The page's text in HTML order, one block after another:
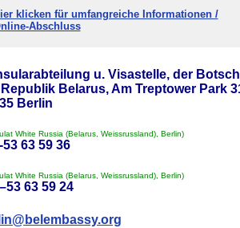
klicken für umfangreiche Informationen /
Abschluss
u. Visastelle, der
Belarus, Am Treptower Park
Berlin
White Russia (Belarus, Weissrussland), Berlin)
53 63 59 36
White Russia (Belarus, Weissrussland), Berlin)
63 59 24